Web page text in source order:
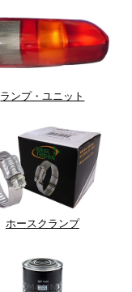
ランプ・ユニット
ホースクランプ